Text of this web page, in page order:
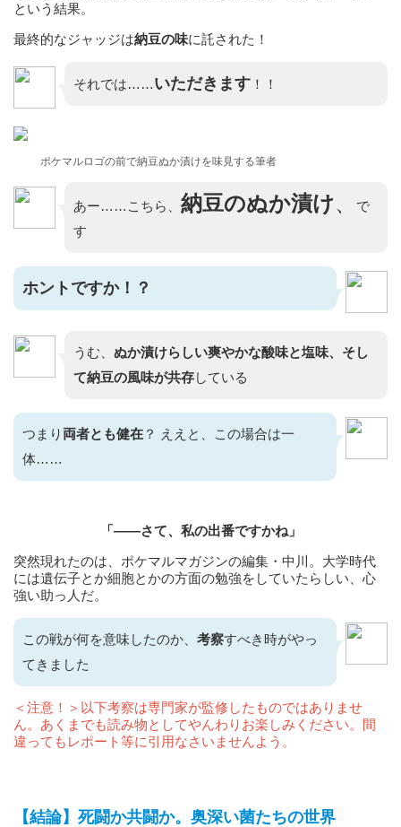
という結果。
最終的なジャッジは納豆の味に託された！
それでは……いただきます ！！
ポケマルロゴの前で納豆ぬか漬けを味見する筆者
あー……こちら、 納豆のぬか漬け、
で
す
ホントですか！？
うむ、 ぬか漬けらしい爽やかな酸味と塩味、そし
て納豆の風味が共存している
つまり 両者とも健在 ？ ええと、この場合は一
体……
「――さて、私の出番ですかね」
突然現れたのは、ポケマルマガジンの編集・中川。大学時代
には遺伝子とか細胞とかの方面の勉強をしていたらしい、心
強い助っ人だ。
この戦が何を意味したのか、 考察すべき時がやっ
てきました
＜注意！＞以下考察は専門家が監修したものではありませ
ん。あくまでも読み物としてやんわりお楽しみください。間
違ってもレポート等に引用なさいませんよう。
【結論】死闘か共闘か。奥深い菌たちの世界